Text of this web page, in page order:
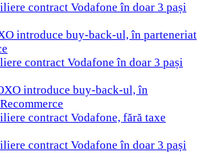
contract Vodafone în doar 3 pași
introduce buy-back-ul, în parteneriat
contract Vodafone în doar 3 pași
introduce buy-back-ul, în
contract Vodafone, fără taxe
contract Vodafone în doar 3 pași